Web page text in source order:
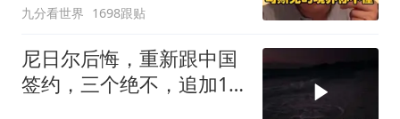
九分看世界 1698跟贴
尼日尔后悔，重新跟中国
签约，三个绝不，追加10